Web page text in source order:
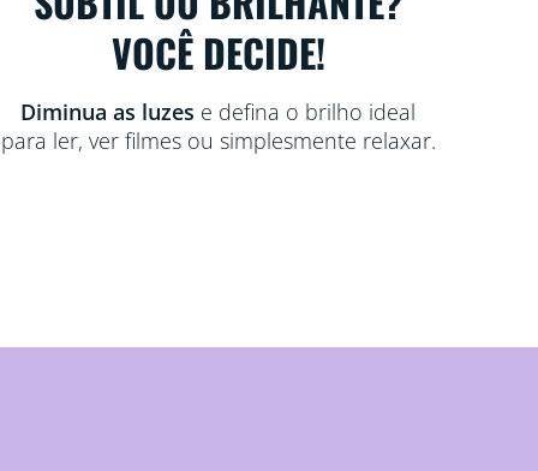
VOCÊ DECIDE!
Diminua as luzes e defina o brilho ideal
para ler, ver filmes ou simplesmente relaxar.